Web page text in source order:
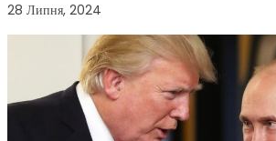
28 Липня, 2024